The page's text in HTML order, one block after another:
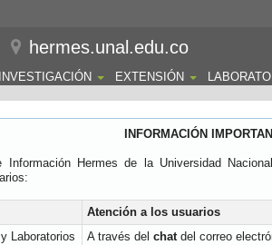
hermes.unal.edu.co
INVESTIGACIÓN EXTENSIÓN
INFORMACIÓN
Información Hermes de la Universidad
Atención a los usuarios
Laboratorios
A través del chatdel correo